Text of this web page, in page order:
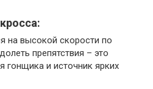
на высокой скорости по
препятствия – это
гонщика и источник ярких